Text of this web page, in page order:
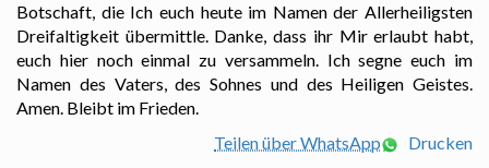
Botschaft, die Ich euch heute im Namen der Allerheiligsten
Dreifaltigkeit übermittle. Danke, dass ihr Mir erlaubt habt,
euch hier noch einmal zu versammeln. Ich segne euch im
Namen des Vaters, des Sohnes und des Heiligen Geistes.
Amen. Bleibt im Frieden.
Teilen über WhatsApp
Drucken